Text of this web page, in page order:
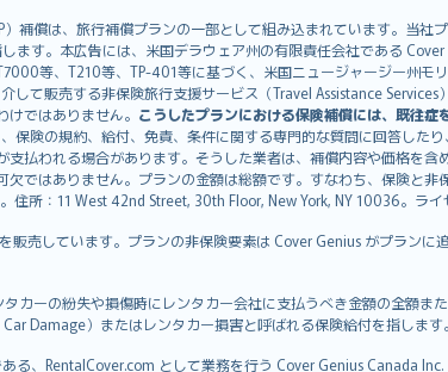
補償は、旅行補償プランの一部として組み込まれています。当
ます。本広告には、米国デラウェア州の有限責任会社である
等、T210等、TP-401等に基づく、米国ニュージャージー州
て販売する非保険旅行支援サービス（Travel Assistance
ではありません。 こうしたプランにおける保険補償には、既往症
保険の規約、給付、免責、条件に関する専門的な質問に回答した
払われる場合があります。そうした業者は、補償内容や価格を
ではありません。プランの金額は総額です。すなわち、保険と
住所：11 West 42nd Street, 30th Floor, New York, NY 10036。ラ
販売しています。プランの非保険要素は Cover Genius がプラン
カーの紛失や損傷時にレンタカー会社に支払うべき金額の全額
Damage）またはレンタカー損害と呼ばれる保険給付を指します。
る、RentalCover.com として業務を行う Cover Genius Canada